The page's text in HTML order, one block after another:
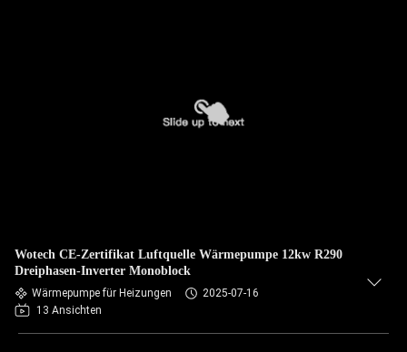
Wotech CE-Zertifikat Luftquelle Wärmepumpe 12kw R290
Dreiphasen-Inverter Monoblock
Wärmepumpe für Heizungen
2025-07-16
13 Ansichten